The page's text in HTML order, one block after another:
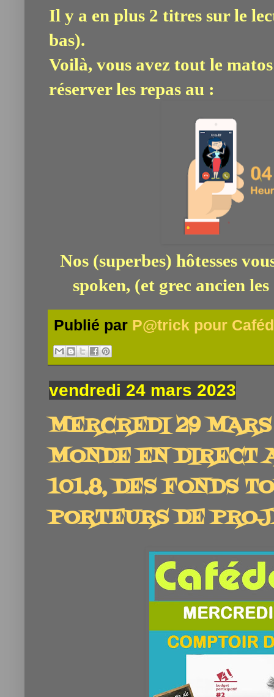
Il y a en plus 2 titres sur le
bas).
Voilà, vous avez tout le
réserver les repas au :
Nos (superbes) hôtesses
spoken, (et grec ancien
Publié par P@trick pour
vendredi 24 mars 2023
MERCREDI 29
MONDE EN DIRECT
101.8, DES FONDS
PORTEURS DE